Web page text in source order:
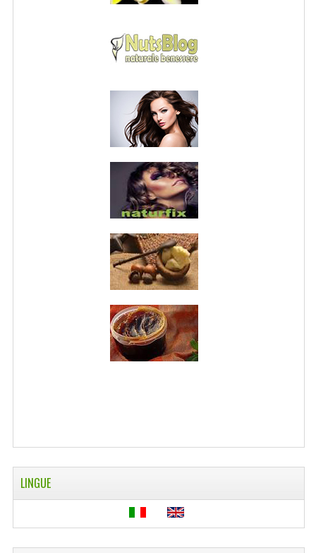
CONDIZIONI DI VENDITA
BUONO REGALO F.A.Q.
BUONI SCONTO
CANCELLA NEWSLETTER
BLOG
PIANTE
CORPO
VISO
WELLNESS
MONDO MANCINO
PINTEREST
LINGUE